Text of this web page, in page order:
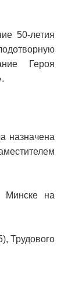
50-летия
Героя
назначена
Минске на
Трудового